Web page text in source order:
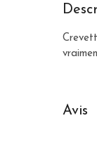
Avis